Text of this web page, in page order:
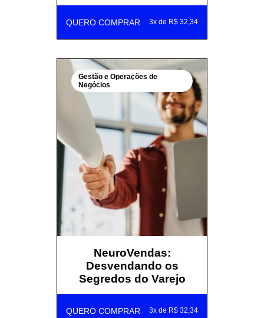
QUERO COMPRAR 3x de R$ 32,34
Gestão e Operações de
Negócios
NeuroVendas:
Desvendando os
Segredos do Varejo
QUERO COMPRAR 3x de R$ 32,34